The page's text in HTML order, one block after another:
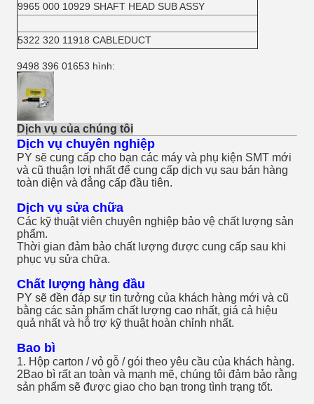
9965 000 10929 SHAFT HEAD SUB ASSY
5322 320 11918 CABLEDUCT
9498 396 01653 hình:
Dịch vụ của chúng tôi
Dịch vụ chuyên nghiệp
PY sẽ cung cấp cho bạn các máy và phụ kiện SMT mới
và cũ thuận lợi nhất để cung cấp dịch vụ sau bán hàng
toàn diện và đẳng cấp đầu tiên.
Dịch vụ sửa chữa
Các kỹ thuật viên chuyên nghiệp bảo vệ chất lượng sản
phẩm.
Thời gian đảm bảo chất lượng được cung cấp sau khi
phục vụ sửa chữa.
Chất lượng hàng đầu
PY sẽ đền đáp sự tin tưởng của khách hàng mới và cũ
bằng các sản phẩm chất lượng cao nhất, giá cả hiệu
quả nhất và hỗ trợ kỹ thuật hoàn chỉnh nhất.
Bao bì
1. Hộp carton / vỏ gỗ / gói theo yêu cầu của khách hàng.
2Bao bì rất an toàn và mạnh mẽ, chúng tôi đảm bảo rằng
sản phẩm sẽ được giao cho bạn trong tình trạng tốt.